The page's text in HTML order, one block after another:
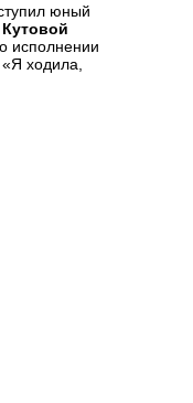
юный
исполнении
ходила,